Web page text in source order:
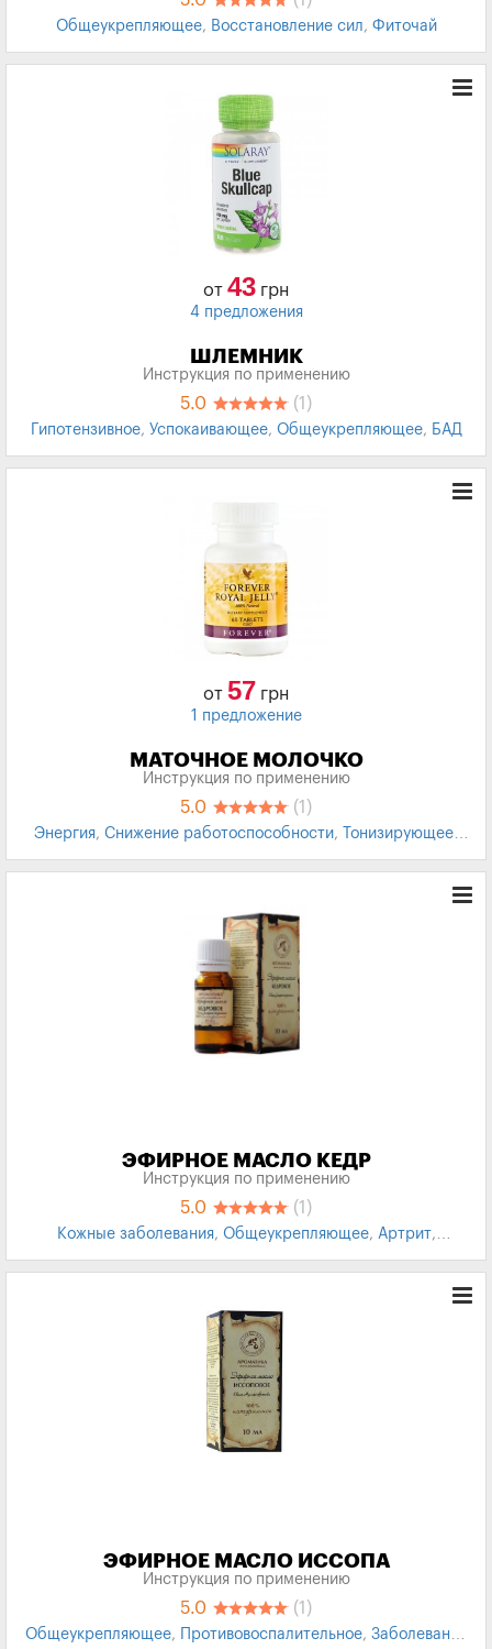
Общеукрепляющее, Восстановление сил, Фиточай
от 43 грн
4 предложения
ШЛЕМНИК
Инструкция по применению
5.0 (1)
Гипотензивное, Успокаивающее, Общеукрепляющее, БАД
от 57 грн
1 предложение
МАТОЧНОЕ МОЛОЧКО
Инструкция по применению
5.0 (1)
Энергия, Снижение работоспособности, Тонизирующее,
ЭФИРНОЕ МАСЛО КЕДР
Инструкция по применению
5.0 (1)
Кожные заболевания, Общеукрепляющее, Артрит,
ЭФИРНОЕ МАСЛО ИССОПА
Инструкция по применению
5.0 (1)
Общеукрепляющее, Противовоспалительное, Заболевания